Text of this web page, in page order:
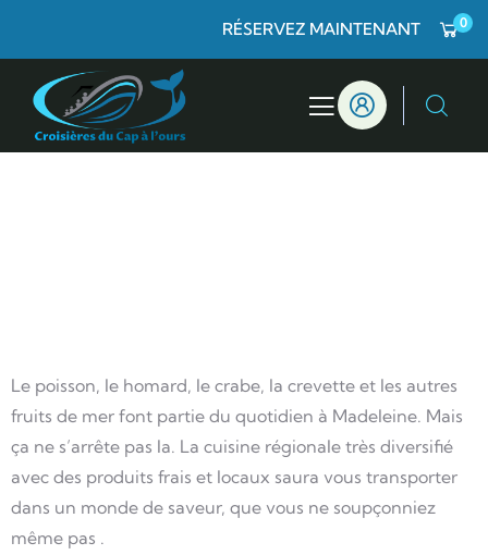
RÉSERVEZ MAINTENANT 0
Le poisson, le homard, le crabe, la crevette et les autres
fruits de mer font partie du quotidien à Madeleine. Mais
ça ne s’arrête pas la. La cuisine régionale très diversifié
avec des produits frais et locaux saura vous transporter
dans un monde de saveur, que vous ne soupçonniez
même pas .